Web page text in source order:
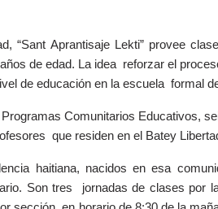
“Sant Aprantisaje Lekti” provee
de edad. La idea reforzar el
de educación en la escuela formal
Comunitarios Educativos,
que residen en el Batey
haitiana, nacidos en esa
Son tres jornadas de clases por